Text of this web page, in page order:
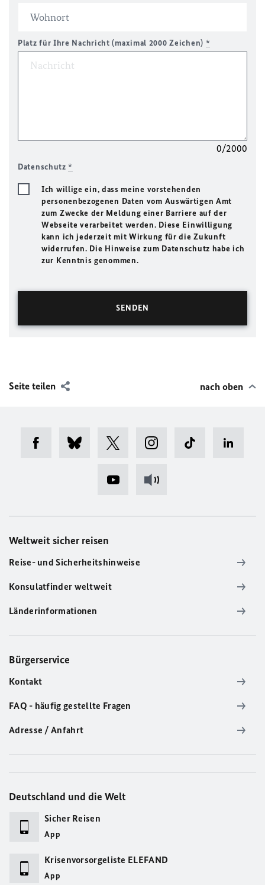
Platz für Ihre Nachricht (maximal 2000 Zeichen) *
0/2000
Datenschutz*
Ich willige ein, dass meine vorstehenden
personenbezogenen Daten vom Auswärtigen Amt
zum Zwecke der Meldung einer Barriere auf der
Webseite verarbeitet werden. Diese Einwilligung
kann ich jederzeit mit Wirkung für die Zukunft
widerrufen. Die Hinweise zum Datenschutz habe ich
zur Kenntnis genommen.
Seite teilen nach oben
Weltweit sicher reisen
Reise- und Sicherheitshinweise
Konsulatfinder weltweit
Länderinformationen
Bürgerservice
Kontakt
FAQ - häufig gestellte Fragen
Adresse / Anfahrt
Deutschland und die Welt
Sicher Reisen
App
Krisenvorsorgeliste ELEFAND
App